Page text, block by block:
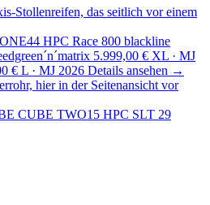
HPC Race 800 blackline
5.999,00 € XL · MJ
€ L · MJ 2026 Details ansehen →
CUBE TWO15 HPC SLT 29